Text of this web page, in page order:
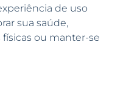
de uso
sua saúde,
ou manter-se